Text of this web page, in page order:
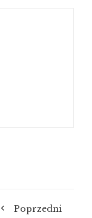
Poprzedni